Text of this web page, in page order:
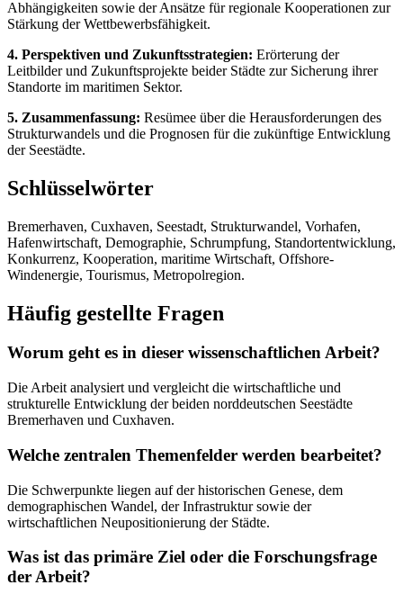
Abhängigkeiten sowie der Ansätze für regionale Kooperationen zur
Stärkung der Wettbewerbsfähigkeit.
4. Perspektiven und Zukunftsstrategien: Erörterung der
Leitbilder und Zukunftsprojekte beider Städte zur Sicherung ihrer
Standorte im maritimen Sektor.
5. Zusammenfassung: Resümee über die Herausforderungen des
Strukturwandels und die Prognosen für die zukünftige Entwicklung
der Seestädte.
Schlüsselwörter
Bremerhaven, Cuxhaven, Seestadt, Strukturwandel, Vorhafen,
Hafenwirtschaft, Demographie, Schrumpfung, Standortentwicklung,
Konkurrenz, Kooperation, maritime Wirtschaft, Offshore-
Windenergie, Tourismus, Metropolregion.
Häufig gestellte Fragen
Worum geht es in dieser wissenschaftlichen Arbeit?
Die Arbeit analysiert und vergleicht die wirtschaftliche und
strukturelle Entwicklung der beiden norddeutschen Seestädte
Bremerhaven und Cuxhaven.
Welche zentralen Themenfelder werden bearbeitet?
Die Schwerpunkte liegen auf der historischen Genese, dem
demographischen Wandel, der Infrastruktur sowie der
wirtschaftlichen Neupositionierung der Städte.
Was ist das primäre Ziel oder die Forschungsfrage
der Arbeit?